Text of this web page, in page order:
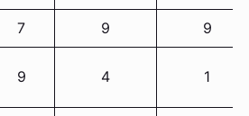
7 9 9
9 4 1